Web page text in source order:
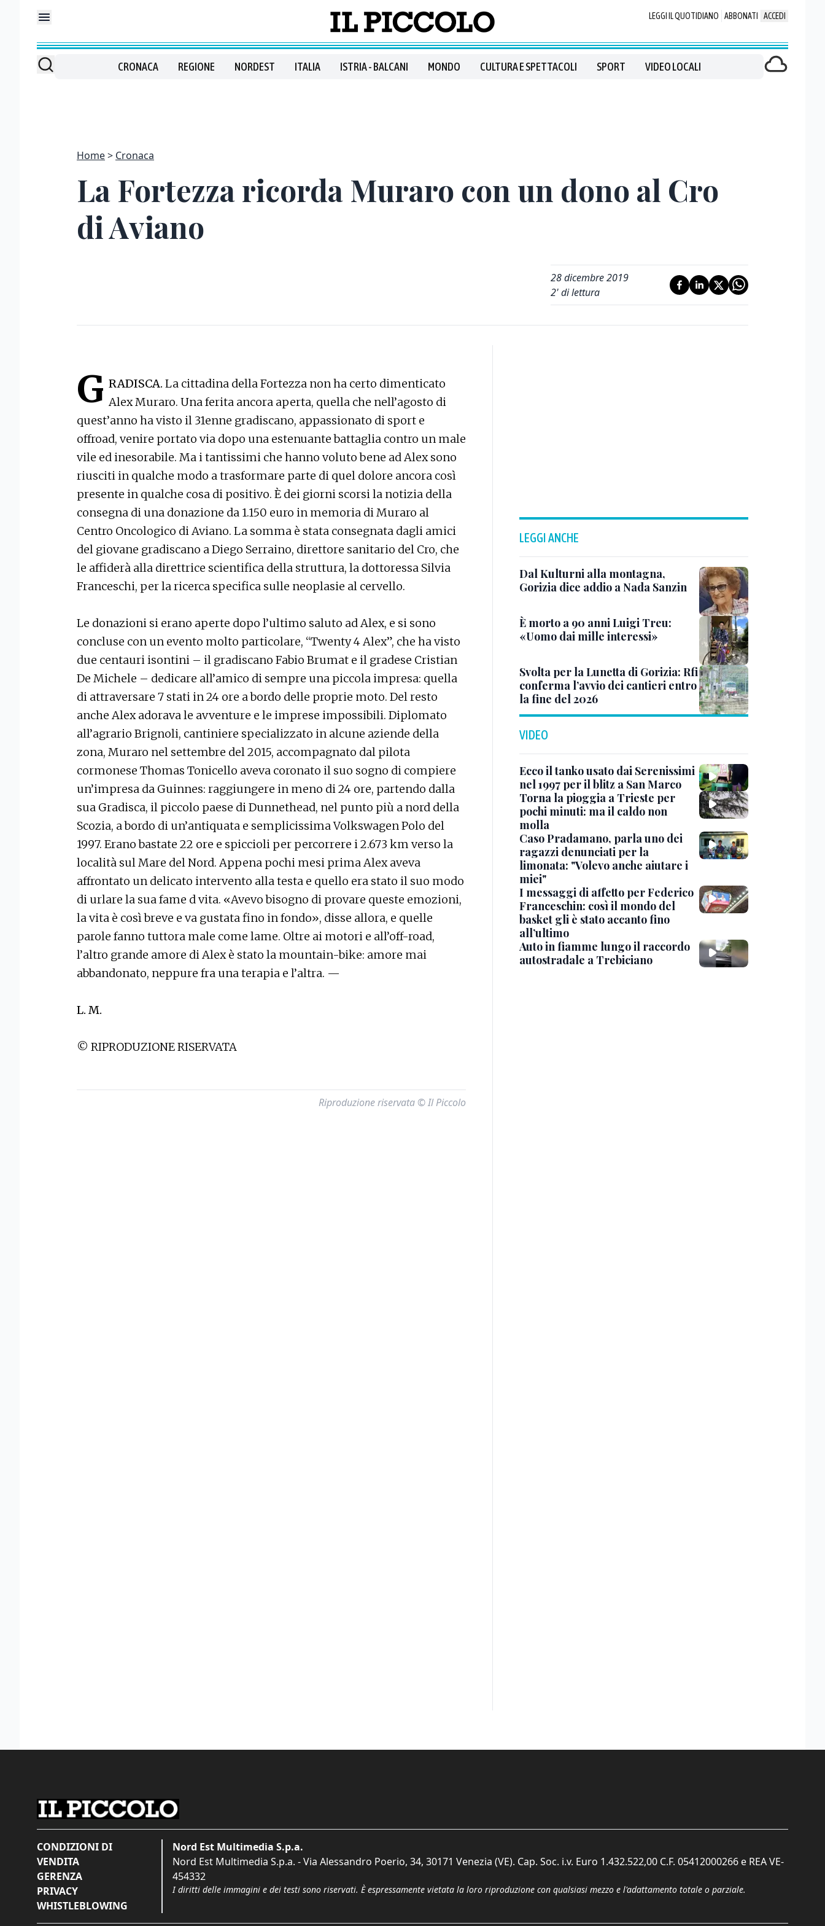
LEGGI IL QUOTIDIANO ABBONATI ACCEDI
CRONACA REGIONE NORDEST ITALIA ISTRIA - BALCANI MONDO CULTURA E SPETTACOLI SPORT VIDEO LOCALI
Home Cronaca
La Fortezza ricorda Muraro con un dono al Cro
di Aviano
28 dicembre 2019
2' di lettura
G RADISCA. La cittadina della Fortezza non ha certo dimenticato
Alex Muraro. Una ferita ancora aperta, quella che nell’agosto di
quest’anno ha visto il 31enne gradiscano, appassionato di sport e
offroad, venire portato via dopo una estenuante battaglia contro un male
vile ed inesorabile. Ma i tantissimi che hanno voluto bene ad Alex sono
riusciti in qualche modo a trasformare parte di quel dolore ancora così
presente in qualche cosa di positivo. È dei giorni scorsi la notizia della
consegna di una donazione da 1.150 euro in memoria di Muraro al
Centro Oncologico di Aviano. La somma è stata consegnata dagli amici
del giovane gradiscano a Diego Serraino, direttore sanitario del Cro, che
le affiderà alla direttrice scientifica della struttura, la dottoressa Silvia
Franceschi, per la ricerca specifica sulle neoplasie al cervello.
Le donazioni si erano aperte dopo l’ultimo saluto ad Alex, e si sono
concluse con un evento molto particolare, “Twenty 4 Alex”, che ha visto
due centauri isontini – il gradiscano Fabio Brumat e il gradese Cristian
De Michele – dedicare all’amico di sempre una piccola impresa: quella
di attraversare 7 stati in 24 ore a bordo delle proprie moto. Del resto
anche Alex adorava le avventure e le imprese impossibili. Diplomato
all’agrario Brignoli, cantiniere specializzato in alcune aziende della
zona, Muraro nel settembre del 2015, accompagnato dal pilota
cormonese Thomas Tonicello aveva coronato il suo sogno di compiere
un’impresa da Guinnes: raggiungere in meno di 24 ore, partendo dalla
sua Gradisca, il piccolo paese di Dunnethead, nel punto più a nord della
Scozia, a bordo di un’antiquata e semplicissima Volkswagen Polo del
1997. Erano bastate 22 ore e spiccioli per percorrere i 2.673 km verso la
località sul Mare del Nord. Appena pochi mesi prima Alex aveva
affrontato un delicato intervento alla testa e quello era stato il suo modo
di urlare la sua fame d vita. «Avevo bisogno di provare queste emozioni,
la vita è così breve e va gustata fino in fondo», disse allora, e quelle
parole fanno tuttora male come lame. Oltre ai motori e all’off-road,
l’altro grande amore di Alex è stato la mountain-bike: amore mai
abbandonato, neppure fra una terapia e l’altra. —
L. M.
© RIPRODUZIONE RISERVATA
Riproduzione riservata © Il Piccolo
LEGGI ANCHE
Dal Kulturni alla montagna,
Gorizia dice addio a Nada Sanzin
È morto a 90 anni Luigi Treu:
«Uomo dai mille interessi»
Svolta per la Lunetta di Gorizia: Rfi
conferma l’avvio dei cantieri entro
la fine del 2026
VIDEO
Ecco il tanko usato dai Serenissimi
nel 1997 per il blitz a San Marco
Torna la pioggia a Trieste per
pochi minuti: ma il caldo non
molla
Caso Pradamano, parla uno dei
ragazzi denunciati per la
limonata: "Volevo anche aiutare i
miei"
I messaggi di affetto per Federico
Franceschin: così il mondo del
basket gli è stato accanto fino
all’ultimo
Auto in fiamme lungo il raccordo
autostradale a Trebiciano
CONDIZIONI DI
VENDITA
GERENZA
PRIVACY
WHISTLEBLOWING
Nord Est Multimedia S.p.a.
Nord Est Multimedia S.p.a. - Via Alessandro Poerio, 34, 30171 Venezia (VE). Cap. Soc. i.v. Euro 1.432.522,00 C.F. 05412000266 e REA VE-
454332
I diritti delle immagini e dei testi sono riservati. È espressamente vietata la loro riproduzione con qualsiasi mezzo e l'adattamento totale o parziale.